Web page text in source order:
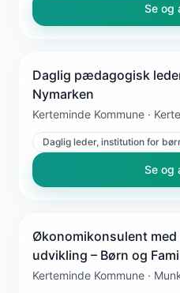
Se og
Daglig pædagogisk
Nymarken
Kerteminde Kommune ·
Daglig leder, institution for
Se og
Økonomikonsulent
udvikling – Børn og
Kerteminde Kommune ·